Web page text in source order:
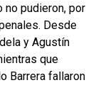
no pudieron, por
Desde
y Agustín
que
Barrera fallaron